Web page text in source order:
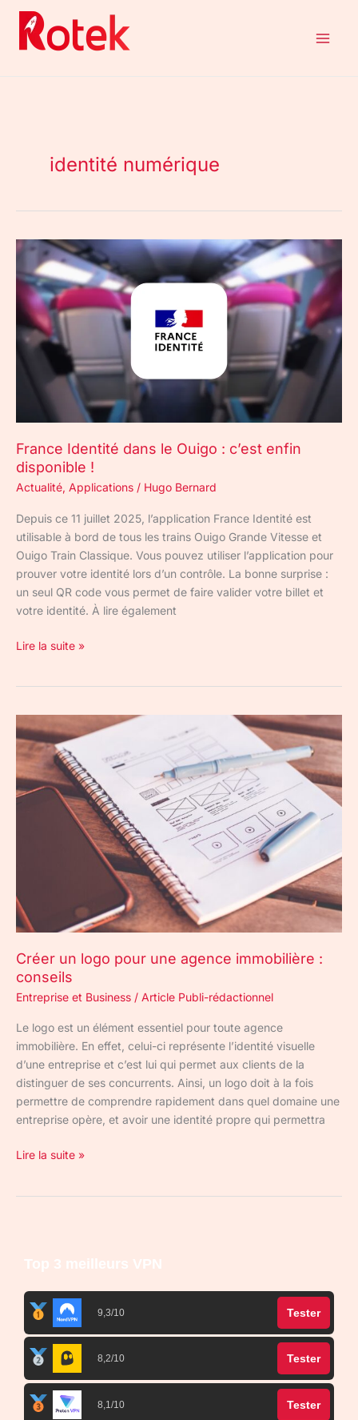
Aller
contenu
identité numérique
France Identité dans le Ouigo : c’est enfin
disponible !
Actualité, Applications / Hugo Bernard
Depuis ce 11 juillet 2025, l’application France Identité est
utilisable à bord de tous les trains Ouigo Grande Vitesse et
Ouigo Train Classique. Vous pouvez utiliser l’application pour
prouver votre identité lors d’un contrôle. La bonne surprise :
un seul QR code vous permet de faire valider votre billet et
votre identité. À lire également
France
Identité
dans
le
Ouigo
:
Lire la suite »
Créer un logo pour une agence immobilière :
conseils
Entreprise et Business / Article Publi-rédactionnel
Le logo est un élément essentiel pour toute agence
immobilière. En effet, celui-ci représente l’identité visuelle
d’une entreprise et c’est lui qui permet aux clients de la
distinguer de ses concurrents. Ainsi, un logo doit à la fois
permettre de comprendre rapidement dans quel domaine une
entreprise opère, et avoir une identité propre qui permettra
un
logo
pour
une
immobilière :
Lire la suite »
Top 3 meilleurs VPN
9,3/10 Tester
8,2/10 Tester
8,1/10 Tester